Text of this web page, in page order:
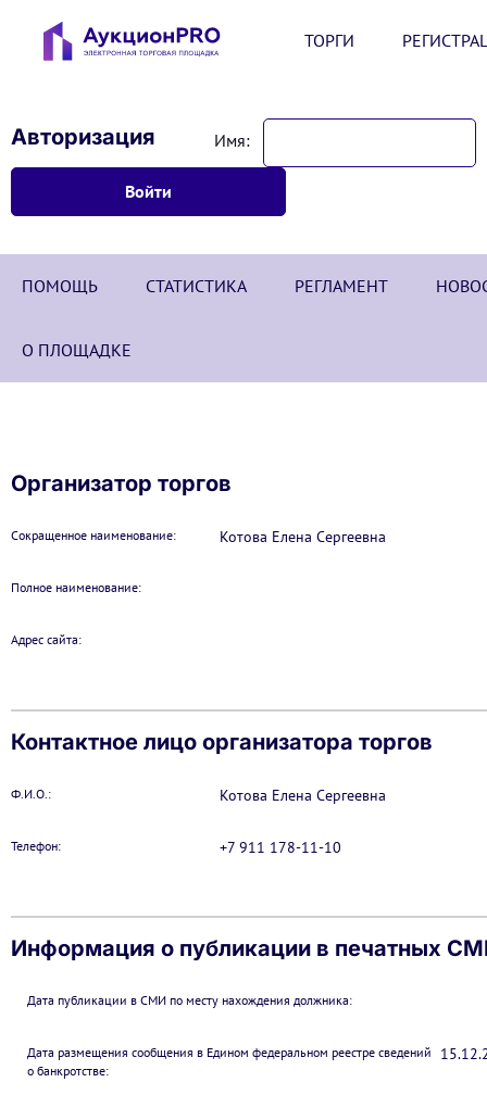
ТОРГИ
Авторизация Имя:
ПОМОЩЬ СТАТИСТИКА РЕГЛАМЕНТ
О ПЛОЩАДКЕ
Организатор торгов
Сокращенное наименование: Котова Елена Сергеевна
Полное наименование:
Адрес сайта:
Контактное лицо организатора торгов
Ф.И.О.: Котова Елена Сергеевна
Телефон: +7 911 178-11-10
Информация о публикации в печатных
Дата публикации в СМИ по месту нахождения должника:
Дата размещения сообщения в Едином федеральном реестре сведений
о банкротстве: